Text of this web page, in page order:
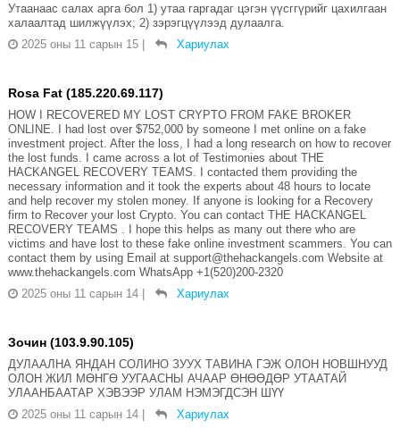
Утаанаас салах арга бол 1) утаа гаргадаг цэгэн үүсггүрийг цахилгаан
халаалтад шилжүүлэх; 2) зэрэгцүүлээд дулаалга.
2025 оны 11 сарын 15 | Хариулах
Rosa Fat (185.220.69.117)
HOW I RECOVERED MY LOST CRYPTO FROM FAKE BROKER
ONLINE. I had lost over $752,000 by someone I met online on a fake
investment project. After the loss, I had a long research on how to recover
the lost funds. I came across a lot of Testimonies about THE
HACKANGEL RECOVERY TEAMS. I contacted them providing the
necessary information and it took the experts about 48 hours to locate
and help recover my stolen money. If anyone is looking for a Recovery
firm to Recover your lost Crypto. You can contact THE HACKANGEL
RECOVERY TEAMS . I hope this helps as many out there who are
victims and have lost to these fake online investment scammers. You can
contact them by using Email at support@thehackangels.com Website at
www.thehackangels.com WhatsApp +1(520)200-2320
2025 оны 11 сарын 14 | Хариулах
Зочин (103.9.90.105)
ДУЛААЛНА ЯНДАН СОЛИНО ЗУУХ ТАВИНА ГЭЖ ОЛОН НОВШНУУД
ОЛОН ЖИЛ МӨНГӨ УУГААСНЫ АЧААР ӨНӨӨДӨР УТААТАЙ
УЛААНБААТАР ХЭВЭЭР УЛАМ НЭМЭГДСЭН ШҮҮ
2025 оны 11 сарын 14 | Хариулах